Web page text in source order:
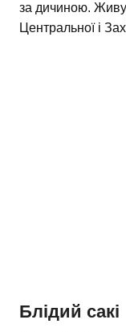
за дичиною.
Центральної і
Блідий сакі